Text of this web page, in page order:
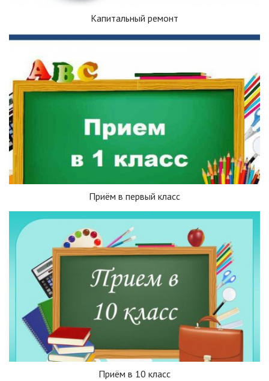
Капитальный ремонт
Приём в первый класс
Приём в 10 класс